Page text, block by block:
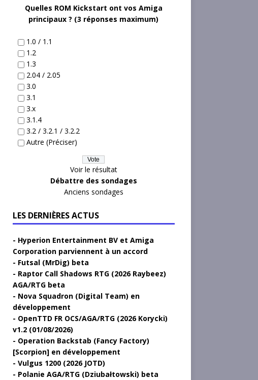
Quelles ROM Kickstart ont vos Amiga
principaux ? (3 réponses maximum)
1.0 / 1.1
1.2
1.3
2.04 / 2.05
3.0
3.1
3.x
3.1.4
3.2 / 3.2.1 / 3.2.2
Autre (Préciser)
Voir le résultat
Débattre des sondages
Anciens sondages
LES DERNIÈRES ACTUS
Hyperion Entertainment BV et Amiga
Corporation parviennent à un accord
Futsal (MrDig) beta
Raptor Call Shadows RTG (2026 Raybeez)
AGA/RTG beta
Nova Squadron (Digital Team) en
développement
OpenTTD FR OCS/AGA/RTG (2026 Korycki)
v1.2 (01/08/2026)
Operation Backstab (Fancy Factory)
[Scorpion] en développement
Vulgus 1200 (2026 JOTD)
Polanie AGA/RTG (Dziubałtowski) beta